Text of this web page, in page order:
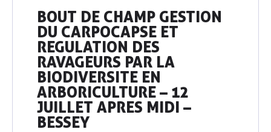
BOUT DE CHAMP GESTION
DU CARPOCAPSE ET
REGULATION DES
RAVAGEURS PAR LA
BIODIVERSITE EN
ARBORICULTURE – 12
JUILLET APRES MIDI –
BESSEY